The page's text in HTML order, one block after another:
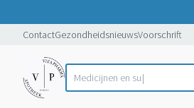
ContactGezondheidsnieuwsVoorschrift
Product, merk, categorie...
Vind